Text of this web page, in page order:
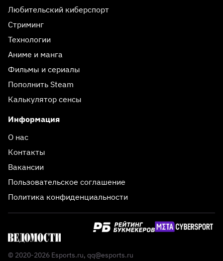
Любительский киберспорт
Стриминг
Технологии
Аниме и манга
Фильмы и сериалы
Пополнить Steam
Калькулятор сенсы
Информация
О нас
Контакты
Вакансии
Пользовательское соглашение
Политика конфиденциальности
© 2020-2026 Esports.ru, qq@esports.ru